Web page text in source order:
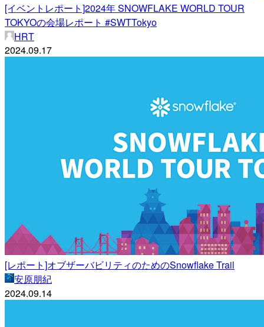
[イベントレポート]2024年 SNOWFLAKE WORLD TOUR
TOKYOの会場レポート #SWTTokyo
HRT
2024.09.17
[レポート]オブザーバビリティのためのSnowflake Trail
安原朋紀
2024.09.14